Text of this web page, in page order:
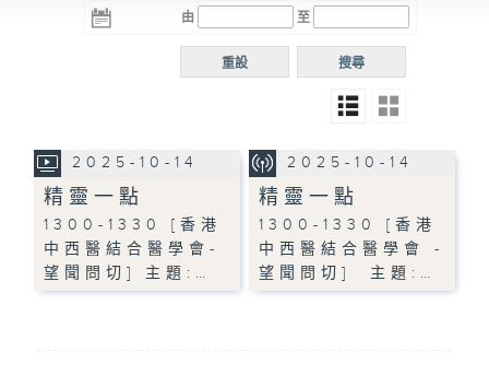
電台 電台
R5
電台
普通
由 至
搜尋
重設
2025-10-14
精靈一點
1300-1330 [香港
中西醫結合醫學會-
望聞問切] 主題:…
2025-10-14
精靈一點
1300-1330 [香港
中西醫結合醫學會 -
望聞問切] 主題:…